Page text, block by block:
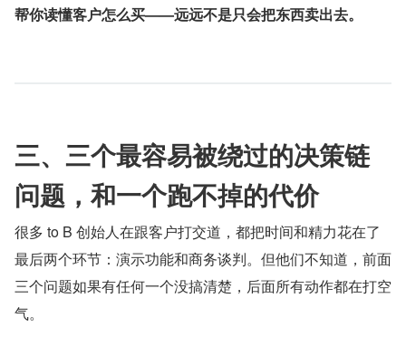
帮你读懂客户怎么买——远远不是只会把东西卖出去。
三、三个最容易被绕过的决策链
问题，和一个跑不掉的代价
很多 to B 创始人在跟客户打交道，都把时间和精力花在了
最后两个环节：演示功能和商务谈判。但他们不知道，前面
三个问题如果有任何一个没搞清楚，后面所有动作都在打空
气。